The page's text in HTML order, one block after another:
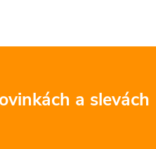
a slevách